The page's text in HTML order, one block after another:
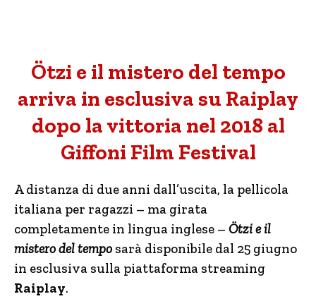
Ötzi e il mistero del tempo
arriva in esclusiva su Raiplay
dopo la vittoria nel 2018 al
Giffoni Film Festival
A distanza di due anni dall’uscita, la pellicola
italiana per ragazzi – ma girata
completamente in lingua inglese – Ötzi e il
mistero del tempo sarà disponibile dal 25 giugno
in esclusiva sulla piattaforma streaming
Raiplay.